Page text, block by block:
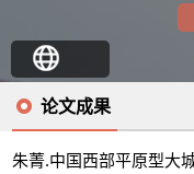
论文成果
朱菁.中国西部平原型大